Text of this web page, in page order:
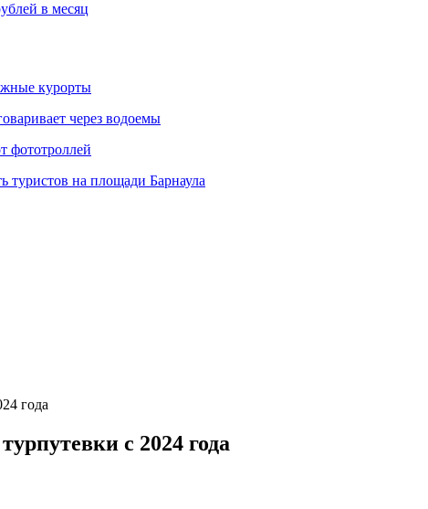
в месяц
курорты
через водоемы
фототроллей
туристов на площади Барнаула
года
с 2024 года